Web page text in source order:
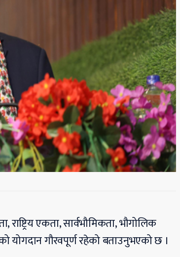
राष्ट्रिय एकता, सार्वभौमिकता, भौगोलिक
योगदान गौरवपूर्ण रहेको बताउनुभएको छ ।